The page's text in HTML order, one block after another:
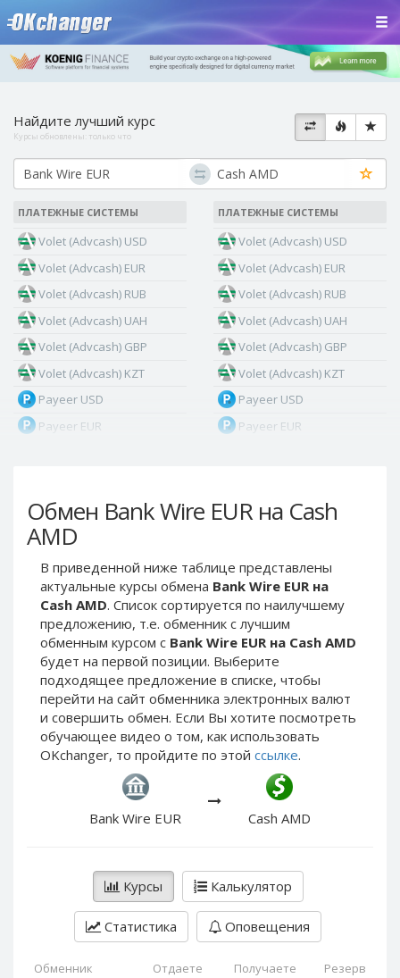
Обмен Bank Wire EUR на Cash
AMD
В приведенной ниже таблице представлены
актуальные курсы обмена Bank Wire EUR на
Cash AMD. Список сортируется по наилучшему
предложению, т.е. обменник с лучшим
обменным курсом с Bank Wire EUR на Cash AMD
будет на первой позиции. Выберите
подходящее предложение в списке, чтобы
перейти на сайт обменника электронных валют
и совершить обмен. Если Вы хотите посмотреть
обучающее видео о том, как использовать
OKchanger, то пройдите по этой ссылке.
Bank Wire EUR Cash AMD
Курсы Калькулятор
Статистика Оповещения
Обменник Отдаете Получаете Резерв
Найдите лучший курс
Курсы обновлены: только что
ПЛАТЕЖНЫЕ СИСТЕМЫ
Volet (Advcash) USD
Volet (Advcash) EUR
Volet (Advcash) RUB
Volet (Advcash) UAH
Volet (Advcash) GBP
Volet (Advcash) KZT
Payeer USD
Payeer EUR
Payeer Tether ERC20
(USDT)
Payeer UAH
ЮMoney RUB
ЮMoney KZT
PayPal USD
PayPal EUR
PayPal GBP
PayPal CAD
PayPal AUD
PayPal RUB
PayPal NOK
PayPal PLN
PayPal SGD
ПЛАТЕЖНЫЕ СИСТЕМЫ
Volet (Advcash) USD
Volet (Advcash) EUR
Volet (Advcash) RUB
Volet (Advcash) UAH
Volet (Advcash) GBP
Volet (Advcash) KZT
Payeer USD
Payeer EUR
Payeer Tether ERC20
(USDT)
ЮMoney RUB
ЮMoney KZT
PayPal USD
PayPal EUR
PayPal GBP
PayPal CAD
PayPal AUD
PayPal RUB
PayPal CZK
PayPal NZD
PayPal NOK
PayPal PLN
PayPal SGD